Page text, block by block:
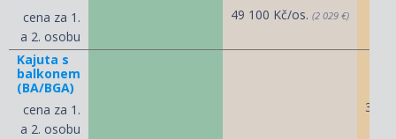
cena za 1.
a 2. osobu
49 100 Kč/os. (2 029 €)
Kajuta s
balkonem
(BA/BGA)
cena za 1.
a 2. osobu
37